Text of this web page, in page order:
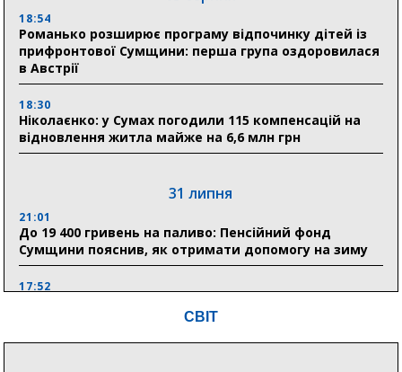
18:54
Романько розширює програму відпочинку дітей із
прифронтової Сумщини: перша група оздоровилася
в Австрії
18:30
Ніколаєнко: у Сумах погодили 115 компенсацій на
відновлення житла майже на 6,6 млн грн
31 липня
21:01
До 19 400 гривень на паливо: Пенсійний фонд
Сумщини пояснив, як отримати допомогу на зиму
17:52
Пенсійному фонді Сумщини пояснили, що робити
СВІТ